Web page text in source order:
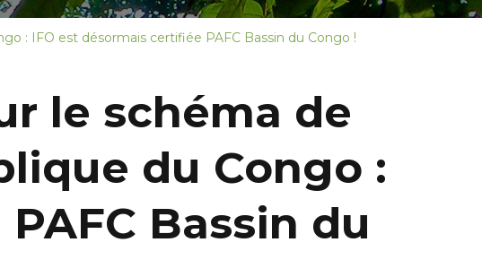
: IFO est désormais certifiée PAFC Bassin du Congo !
le schéma de
du Congo :
Bassin du